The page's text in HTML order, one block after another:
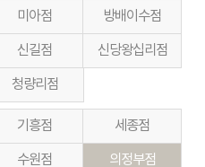
미아점 방배이수점
신길점 신당왕십리점
청량리점
기흥점 세종점
수원점 의정부점